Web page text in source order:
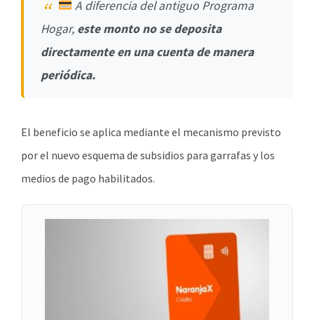
A diferencia del antiguo Programa
Hogar, este monto no se deposita
directamente en una cuenta de manera
periódica.
El beneficio se aplica mediante el mecanismo previsto
por el nuevo esquema de subsidios para garrafas y los
medios de pago habilitados.